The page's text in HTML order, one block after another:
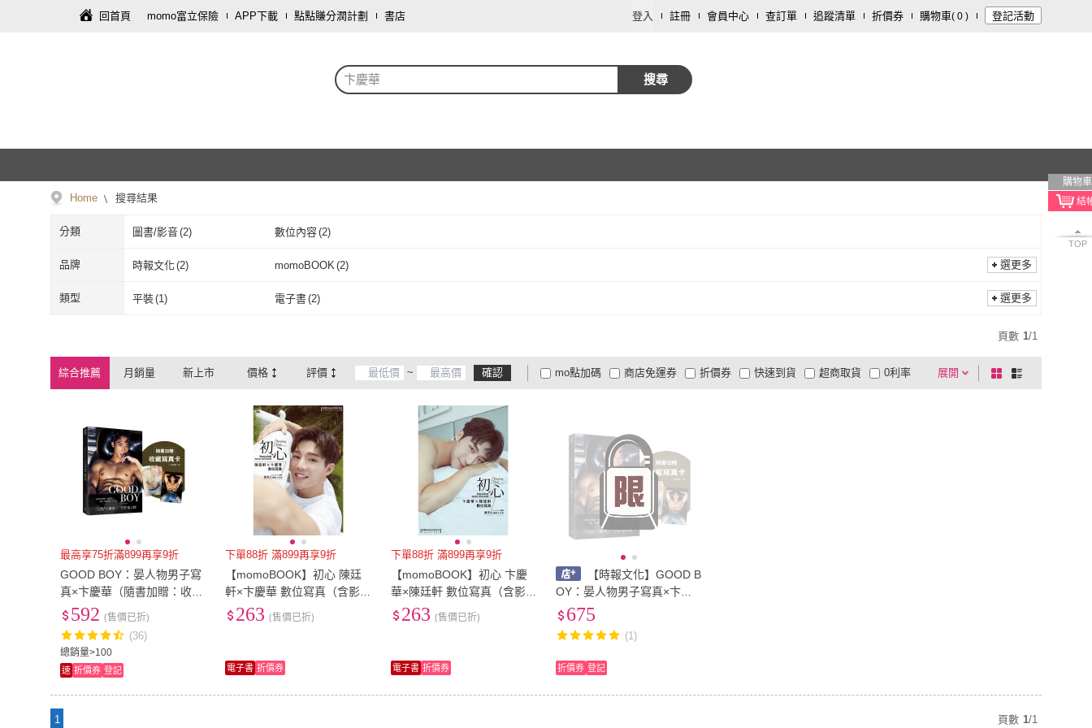
回首頁 momo富立保險 APP下載 點點賺分潤計劃 書店 登入 註冊 會員中心 查訂單 追蹤清單 折價券 購物車( 0 ) 登記活動
卞慶華 搜尋
購物車
TOP
Home 搜尋結果
分類 圖書/影音(2) 數位內容(2)
品牌 時報文化(2) momoBOOK (2)
時報文化 momoBOOK
選更多
類型 平裝(1) 電子書(2) 選更多
頁數 1/1
綜合推薦 月銷量 新上市 價格 評價 ~ 確認 展開
折價券
有影片
商品有量 電視購物
mo點加碼 快速到貨 超商取貨
大家電安心配
大家電快配
商店免運券 0利率
棋
盤
列
最高享75折滿899再享9折
GOOD BOY：晏人物男子寫
真×卞慶華（隨書加贈：收藏
寫真卡；二款隨機一款）
總銷量>100
592 (售價已折)
(36)
速 折價券 登記
下單88折 滿899再享9折
【momoBOOK】初心 陳廷
軒×卞慶華 數位寫真（含影
音）(電子書)
263 (售價已折)
電子書 折價券
下單88折 滿899再享9折
【momoBOOK】初心 卞慶
華×陳廷軒 數位寫真（含影
音）(電子書)
263 (售價已折)
電子書 折價券
【時報文化】GOOD B
OY：晏人物男子寫真×卞慶
華 隨書加贈：收藏寫真卡；
675
(1)
折價券 登記
1 頁數 1/1